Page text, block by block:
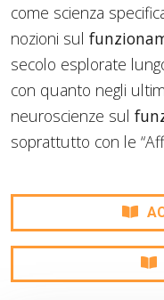
come scienza
nozioni sul
secolo esplorate
con quanto negli
neuroscienze sul
soprattutto con le